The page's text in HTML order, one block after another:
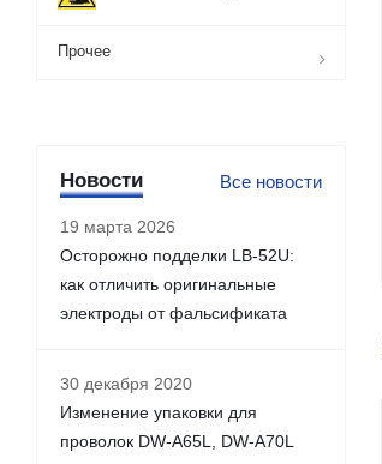
Прочее
Новости Все новости
19 марта 2026
Осторожно подделки LB-52U:
как отличить оригинальные
электроды от фальсификата
30 декабря 2020
Изменение упаковки для
проволок DW-A65L, DW-A70L